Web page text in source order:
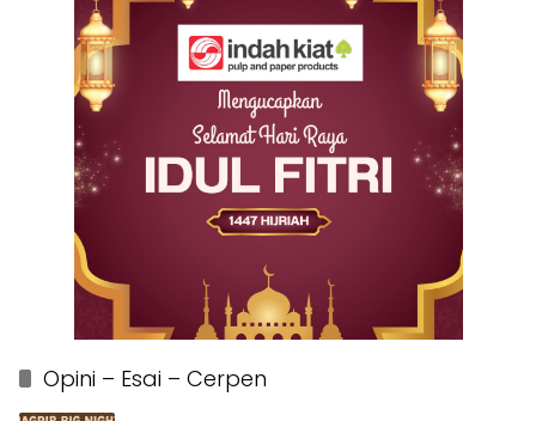
Opini – Esai – Cerpen